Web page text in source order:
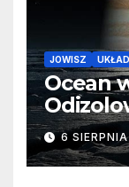
JOWISZ
Ocean
barierę
6